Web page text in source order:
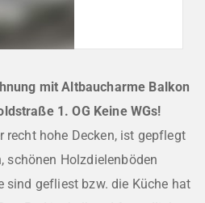
mit Altbaucharme Balkon
1. OG Keine WGs!
recht hohe Decken, ist gepflegt
schönen Holzdielenböden
sind gefliest bzw. die Küche hat